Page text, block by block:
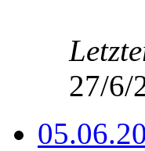
27/6/